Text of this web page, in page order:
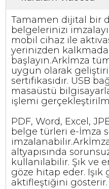
Tamamen dijital bir
belgelerinizi
mobil cihaz ile
yerinizden
başlayın.Arkİmza
uygun olarak
sertifikasıdır. USB
masaüstü
işlemi
PDF, Word, Excel,
belge türleri e-İmza
altyapısında
kullanılabilir. Şık ve
göze hitap eder.
aktifleştiğini gösterir.